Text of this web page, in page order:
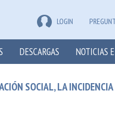
LOGIN
DESCARGAS NOTICIAS
SOCIAL, LA